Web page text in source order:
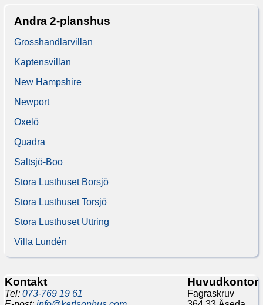
Andra 2-planshus
Grosshandlarvillan
Kaptensvillan
New Hampshire
Newport
Oxelö
Quadra
Saltsjö-Boo
Stora Lusthuset Borsjö
Stora Lusthuset Torsjö
Stora Lusthuset Uttring
Villa Lundén
Kontakt
Tel: 073-769 19 61
Huvudkontor
Fagraskruv